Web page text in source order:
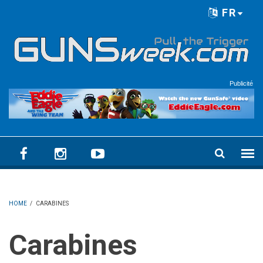
FR
Publicité
HOME / CARABINES
Carabines